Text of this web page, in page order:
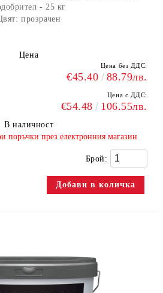
- 25 кг
прозрачен
Цена
Цена без ДДС:
€45.40 88.79лв.
Цена с ДДС:
€54.48 106.55лв.
В наличност
поръчки през електронния магазин
Брой: